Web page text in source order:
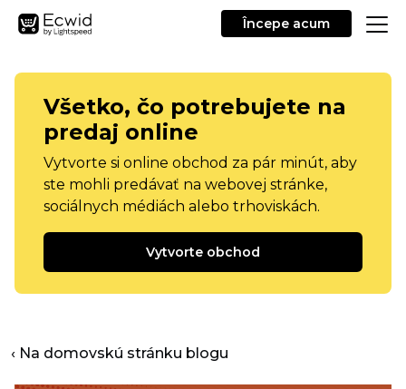
Începe acum
Všetko, čo potrebujete na
predaj online
Vytvorte si online obchod za pár minút, aby
ste mohli predávať na webovej stránke,
sociálnych médiách alebo trhoviskách.
Vytvorte obchod
‹ Na domovskú stránku blogu